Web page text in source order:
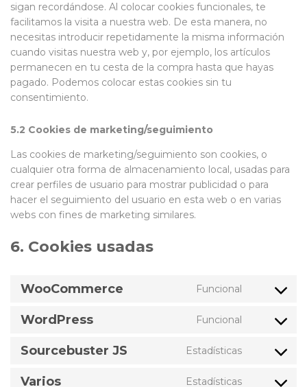
sigan recordándose. Al colocar cookies funcionales, te
facilitamos la visita a nuestra web. De esta manera, no
necesitas introducir repetidamente la misma información
cuando visitas nuestra web y, por ejemplo, los artículos
permanecen en tu cesta de la compra hasta que hayas
pagado. Podemos colocar estas cookies sin tu
consentimiento.
5.2 Cookies de marketing/seguimiento
Las cookies de marketing/seguimiento son cookies, o
cualquier otra forma de almacenamiento local, usadas para
crear perfiles de usuario para mostrar publicidad o para
hacer el seguimiento del usuario en esta web o en varias
webs con fines de marketing similares.
6. Cookies usadas
WooCommerce Funcional
Consent
service
WordPress Funcional
Consent
service
Sourcebuster JS Estadísticas
Consent
Varios Estadísticas